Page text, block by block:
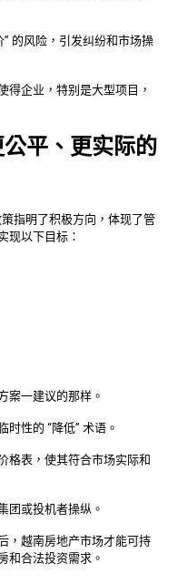
的风险，引发纠纷和市场操
得企业，特别是大型项目，
平、更实际的
指明了积极方向，体现了管
现以下目标：
案一建议的那样。
性的 “降低” 术语。
格表，使其符合市场实际和
团或投机者操纵。
，越南房地产市场才能可持
和合法投资需求。